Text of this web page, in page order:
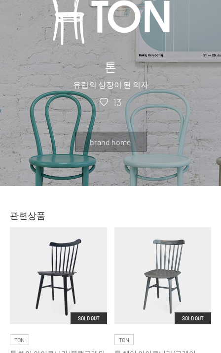
톤
유럽의 상징이 된 의자
13
brand home
관련상품
SOLD OUT
TON
SOLD OUT
TON